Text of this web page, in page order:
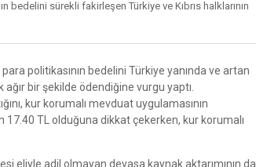
sürekli fakirleşen Türkiye ve Kıbrıs halklarının
politikasının bedelini Türkiye yanında ve artan
bir şekilde ödendiğine vurgu yaptı.
kur korumalı mevduat uygulamasının
TL olduğuna dikkat çekerken, kur korumalı
eliyle adil olmayan devasa kaynak aktarımının da